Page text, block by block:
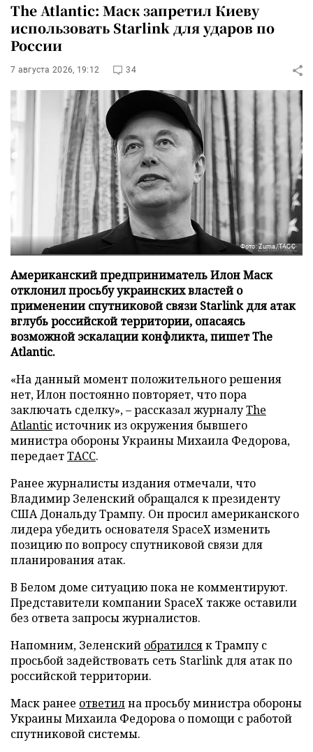
The Atlantic: Маск запретил Киеву
использовать Starlink для ударов по
России
7 августа 2026, 19:12 34
Фото: Zuma/ТАСС
Американский предприниматель Илон Маск
отклонил просьбу украинских властей о
применении спутниковой связи Starlink для атак
вглубь российской территории, опасаясь
возможной эскалации конфликта, пишет The
Atlantic.
«На данный момент положительного решения
нет, Илон постоянно повторяет, что пора
заключать сделку», – рассказал журналуThe
Atlanticисточник из окружения бывшего
министра обороны Украины Михаила Федорова,
передаетТАСС.
Ранее журналисты издания отмечали, что
Владимир Зеленский обращался к президенту
США Дональду Трампу. Он просил американского
лидера убедить основателя SpaceX изменить
позицию по вопросу спутниковой связи для
планирования атак.
В Белом доме ситуацию пока не комментируют.
Представители компании SpaceX также оставили
без ответа запросы журналистов.
Напомним, Зеленский обратилсяк Трампу с
просьбой задействовать сеть Starlink для атак по
российской территории.
Маск ранее ответилна просьбу министра обороны
Украины Михаила Федорова о помощи с работой
спутниковой системы.